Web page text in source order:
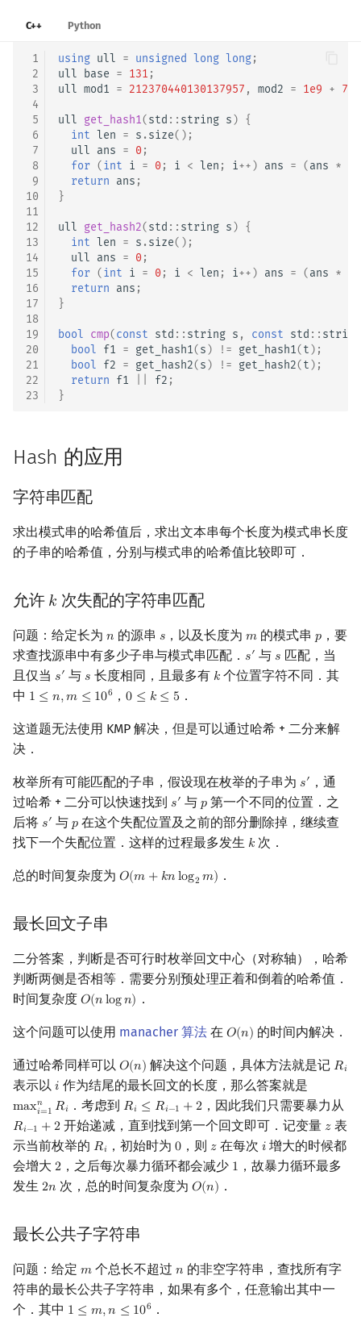
C++ Python
1
2
3
4
5
6
7
8
9
10
11
12
13
14
15
16
17
18
19
20
21
22
23
using ull = unsigned long long;
ull
base = 131 ;
ull mod1 = 212370440130137957 , mod2 = 1e9 + 7
ull get_hash1(std :: string s) {
int len = s .size();
ull ans = 0;
for (int i = 0; i < len ; i++) ans = (ans *
return ans ;
}
ull get_hash2(std :: string s) {
int len = s .size();
ull ans = 0;
for (int i = 0; i < len ; i++) ans = (ans *
return ans ;
}
bool cmp(const std :: string s , const std :: string
bool f1 = get_hash1(s) != get_hash1(t);
bool f2 = get_hash2(s) != get_hash2(t);
return f1 f2 ;
}
Hash 的应用
字符串匹配
求出模式串的哈希值后，求出文本串每个长度为模式串长度
的子串的哈希值，分别与模式串的哈希值比较即可．
允许 𝑘
k 次失配的字符串匹配
问题：给定长为 𝑛
n 的源串 𝑠
s ，以及长度为𝑚
m 的模式串𝑝
p ，要
求查找源串中有多少子串与模式串匹配． 𝑠′
s′ 与 𝑠
s 匹配，当
且仅当 𝑠′
s′ 与 𝑠
s 长度相同，且最多有 𝑘
k 个位置字符不同．其
中 1 ≤ 𝑛,𝑚 ≤ 106
1 ≤n m≤10 6 ，0 ≤ 𝑘 ≤ 5
0 ≤k ≤5 ．
这道题无法使用 KMP 解决，但是可以通过哈希 + 二分来解
决．
枚举所有可能匹配的子串，假设现在枚举的子串为 𝑠′
s′ ，通
过哈希 + 二分可以快速找到 𝑠′
s′ 与𝑝
p 第一个不同的位置．之
后将 𝑠′
s′ 与𝑝
p 在这个失配位置及之前的部分删除掉，继续查
找下一个失配位置．这样的过程最多发生 𝑘
k 次．
总的时间复杂度为 𝑂(𝑚 + 𝑘𝑛log2 𝑚)
O(m+knlog2m ) ．
最长回文子串
二分答案，判断是否可行时枚举回文中心（对称轴），哈希
判断两侧是否相等．需要分别预处理正着和倒着的哈希值．
时间复杂度 𝑂(𝑛log𝑛)
O(nlogn) ．
这个问题可以使用 manacher 算法 在 𝑂(𝑛)
O(n) 的时间内解决．
通过哈希同样可以 𝑂(𝑛)
O(n) 解决这个问题，具体方法就是记𝑅𝑖
Ri
表示以 𝑖
i 作为结尾的最长回文的长度，那么答案就是
max𝑛
𝑖=1 𝑅𝑖
maxi=1 nR ．考虑到𝑅𝑖 ≤ 𝑅𝑖−1 +2
Ri≤R −1+2 ，因此我们只需要暴力从
𝑅𝑖−1 +2
Ri−1+ 2 开始递减，直到找到第一个回文即可．记变量𝑧
z表
示当前枚举的 𝑅𝑖
Ri ，初始时为0
0 ，则𝑧
z在每次 𝑖
i 增大的时候都
会增大 2
2 ，之后每次暴力循环都会减少 1
1 ，故暴力循环最多
发生 2𝑛
2n 次，总的时间复杂度为 𝑂(𝑛)
O(n) ．
最长公共子字符串
问题：给定 𝑚
m 个总长不超过𝑛
n 的非空字符串，查找所有字
符串的最长公共子字符串，如果有多个，任意输出其中一
个．其中 1 ≤ 𝑚,𝑛 ≤ 106
1 ≤m ,n≤10 6 ．